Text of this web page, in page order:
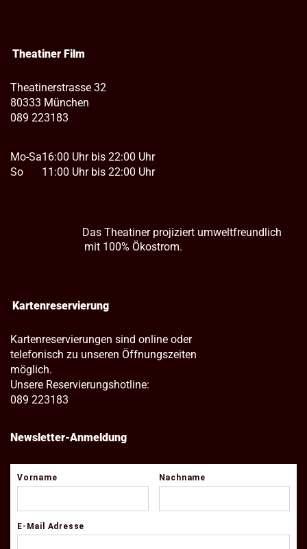
Theatiner Film
Theatinerstrasse 32
80333 München
089 223183
Mo-Sa
So
16:00 Uhr bis 22:00 Uhr
11:00 Uhr bis 22:00 Uhr
Das Theatiner projiziert umweltfreundlich
mit 100% Ökostrom.
Kartenreservierung
Kartenreservierungen sind online oder
telefonisch zu unseren Öffnungszeiten
möglich.
Unsere Reservierungshotline:
089 223183
Newsletter-Anmeldung